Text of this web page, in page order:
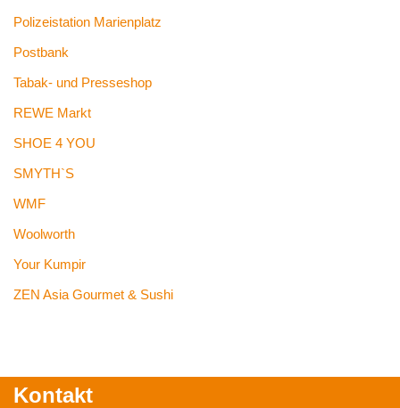
Polizeistation Marienplatz
Postbank
Tabak- und Presseshop
REWE Markt
SHOE 4 YOU
SMYTH`S
WMF
Woolworth
Your Kumpir
ZEN Asia Gourmet & Sushi
Kontakt